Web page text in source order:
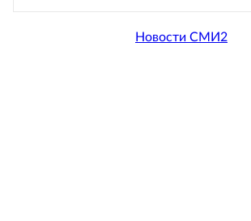
Новости СМИ2